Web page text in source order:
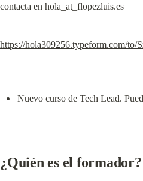
contacta en hola_at_flopezluis.es
https://hola309256.typeform.com/to/
Nuevo curso de Tech Lead.
¿Quién es el formador?